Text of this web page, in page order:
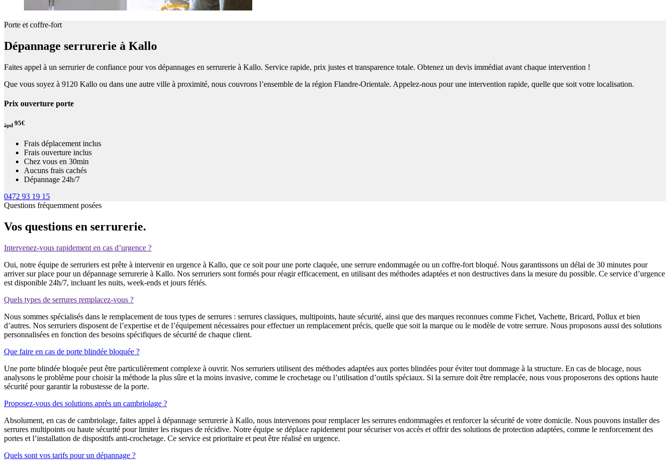
Porte et coffre-fort
Dépannage serrurerie à Kallo
Faites appel à un serrurier de confiance pour vos dépannages en serrurerie à Kallo. Service rapide, prix justes et transparence totale. Obtenez un devis immédiat avant chaque intervention !
Que vous soyez à 9120 Kallo ou dans une autre ville à proximité, nous couvrons l’ensemble de la région Flandre-Orientale. Appelez-nous pour une intervention rapide, quelle que soit votre localisation.
Prix ouverture porte
àpd 95€
Frais déplacement inclus
Frais ouverture inclus
Chez vous en 30min
Aucuns frais cachés
Dépannage 24h/7
0472 93 19 15
Questions fréquemment posées
Vos questions en serrurerie.
Intervenez-vous rapidement en cas d’urgence ?
Oui, notre équipe de serruriers est prête à intervenir en urgence à Kallo, que ce soit pour une porte claquée, une serrure endommagée ou un coffre-fort bloqué. Nous garantissons un délai de 30 minutes pour
arriver sur place pour un dépannage serrurerie à Kallo. Nos serruriers sont formés pour réagir efficacement, en utilisant des méthodes adaptées et non destructives dans la mesure du possible. Ce service d’urgence
est disponible 24h/7, incluant les nuits, week-ends et jours fériés.
Quels types de serrures remplacez-vous ?
Nous sommes spécialisés dans le remplacement de tous types de serrures : serrures classiques, multipoints, haute sécurité, ainsi que des marques reconnues comme Fichet, Vachette, Bricard, Pollux et bien
d’autres. Nos serruriers disposent de l’expertise et de l’équipement nécessaires pour effectuer un remplacement précis, quelle que soit la marque ou le modèle de votre serrure. Nous proposons aussi des solutions
personnalisées en fonction des besoins spécifiques de sécurité de chaque client.
Que faire en cas de porte blindée bloquée ?
Une porte blindée bloquée peut être particulièrement complexe à ouvrir. Nos serruriers utilisent des méthodes adaptées aux portes blindées pour éviter tout dommage à la structure. En cas de blocage, nous
analysons le problème pour choisir la méthode la plus sûre et la moins invasive, comme le crochetage ou l’utilisation d’outils spéciaux. Si la serrure doit être remplacée, nous vous proposerons des options haute
sécurité pour garantir la robustesse de la porte.
Proposez-vous des solutions après un cambriolage ?
Absolument, en cas de cambriolage, faites appel à dépannage serrurerie à Kallo, nous intervenons pour remplacer les serrures endommagées et renforcer la sécurité de votre domicile. Nous pouvons installer des
serrures multipoints ou haute sécurité pour limiter les risques de récidive. Notre équipe se déplace rapidement pour sécuriser vos accès et offrir des solutions de protection adaptées, comme le renforcement des
portes et l’installation de dispositifs anti-crochetage. Ce service est prioritaire et peut être réalisé en urgence.
Quels sont vos tarifs pour un dépannage ?